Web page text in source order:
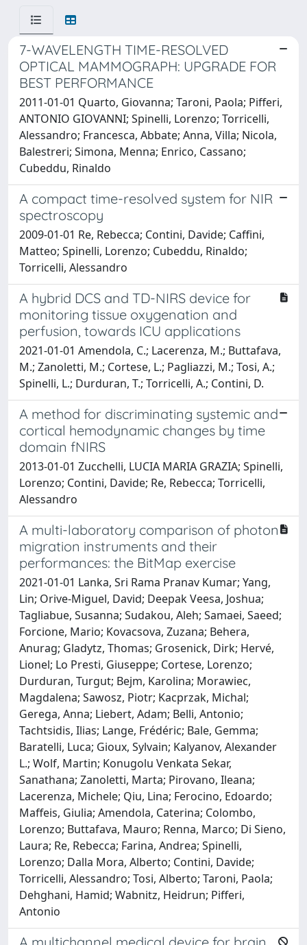
7-WAVELENGTH TIME-RESOLVED
OPTICAL MAMMOGRAPH: UPGRADE FOR
BEST PERFORMANCE
2011-01-01 Quarto, Giovanna; Taroni, Paola; Pifferi,
ANTONIO GIOVANNI; Spinelli, Lorenzo; Torricelli,
Alessandro; Francesca, Abbate; Anna, Villa; Nicola,
Balestreri; Simona, Menna; Enrico, Cassano;
Cubeddu, Rinaldo
A compact time-resolved system for NIR
spectroscopy
2009-01-01 Re, Rebecca; Contini, Davide; Caffini,
Matteo; Spinelli, Lorenzo; Cubeddu, Rinaldo;
Torricelli, Alessandro
A hybrid DCS and TD-NIRS device for
monitoring tissue oxygenation and
perfusion, towards ICU applications
2021-01-01 Amendola, C.; Lacerenza, M.; Buttafava,
M.; Zanoletti, M.; Cortese, L.; Pagliazzi, M.; Tosi, A.;
Spinelli, L.; Durduran, T.; Torricelli, A.; Contini, D.
A method for discriminating systemic and
cortical hemodynamic changes by time
domain fNIRS
2013-01-01 Zucchelli, LUCIA MARIA GRAZIA; Spinelli,
Lorenzo; Contini, Davide; Re, Rebecca; Torricelli,
Alessandro
A multi-laboratory comparison of photon
migration instruments and their
performances: the BitMap exercise
2021-01-01 Lanka, Sri Rama Pranav Kumar; Yang,
Lin; Orive-Miguel, David; Deepak Veesa, Joshua;
Tagliabue, Susanna; Sudakou, Aleh; Samaei, Saeed;
Forcione, Mario; Kovacsova, Zuzana; Behera,
Anurag; Gladytz, Thomas; Grosenick, Dirk; Hervé,
Lionel; Lo Presti, Giuseppe; Cortese, Lorenzo;
Durduran, Turgut; Bejm, Karolina; Morawiec,
Magdalena; Sawosz, Piotr; Kacprzak, Michal;
Gerega, Anna; Liebert, Adam; Belli, Antonio;
Tachtsidis, Ilias; Lange, Frédéric; Bale, Gemma;
Baratelli, Luca; Gioux, Sylvain; Kalyanov, Alexander
L.; Wolf, Martin; Konugolu Venkata Sekar,
Sanathana; Zanoletti, Marta; Pirovano, Ileana;
Lacerenza, Michele; Qiu, Lina; Ferocino, Edoardo;
Maffeis, Giulia; Amendola, Caterina; Colombo,
Lorenzo; Buttafava, Mauro; Renna, Marco; Di Sieno,
Laura; Re, Rebecca; Farina, Andrea; Spinelli,
Lorenzo; Dalla Mora, Alberto; Contini, Davide;
Torricelli, Alessandro; Tosi, Alberto; Taroni, Paola;
Dehghani, Hamid; Wabnitz, Heidrun; Pifferi,
Antonio